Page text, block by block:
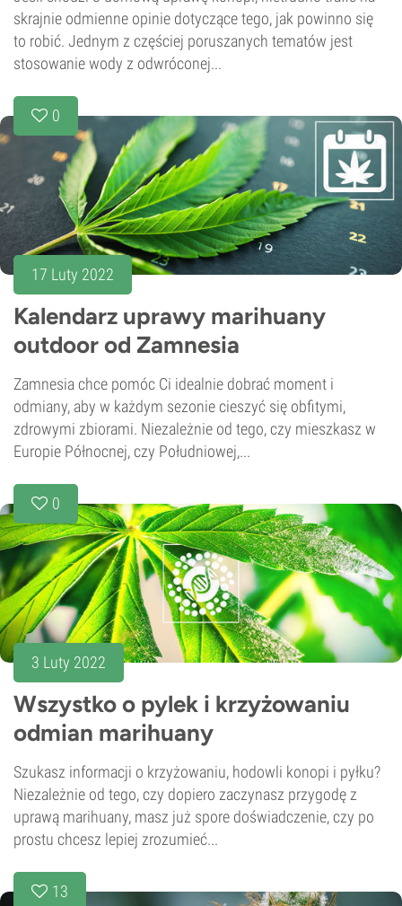
skrajnie odmienne opinie dotyczące tego, jak powinno się
to robić. Jednym z częściej poruszanych tematów jest
stosowanie wody z odwróconej...
0
17 Luty 2022
Kalendarz uprawy marihuany
outdoor od Zamnesia
Zamnesia chce pomóc Ci idealnie dobrać moment i
odmiany, aby w każdym sezonie cieszyć się obfitymi,
zdrowymi zbiorami. Niezależnie od tego, czy mieszkasz w
Europie Północnej, czy Południowej,...
0
3 Luty 2022
Wszystko o pylek i krzyżowaniu
odmian marihuany
Szukasz informacji o krzyżowaniu, hodowli konopi i pyłku?
Niezależnie od tego, czy dopiero zaczynasz przygodę z
uprawą marihuany, masz już spore doświadczenie, czy po
prostu chcesz lepiej zrozumieć...
13